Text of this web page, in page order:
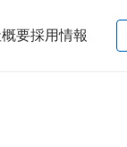
要採用情報